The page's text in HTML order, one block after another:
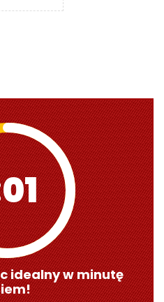
idealny w minutę